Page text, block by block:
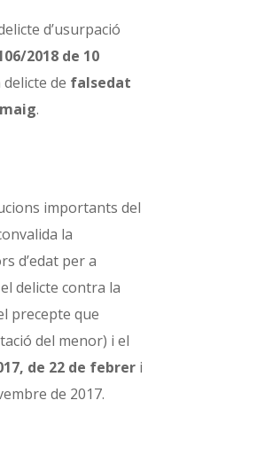
d’usurpació
2018 de 10
de falsedat
.
importants del
la
d’edat per a
delicte contra la
precepte que
del menor) i el
de 22 de febreri
de 2017.